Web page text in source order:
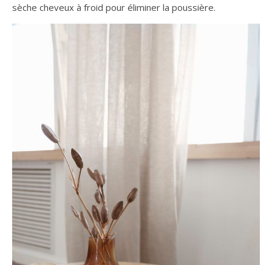
sèche cheveux à froid pour éliminer la poussière.